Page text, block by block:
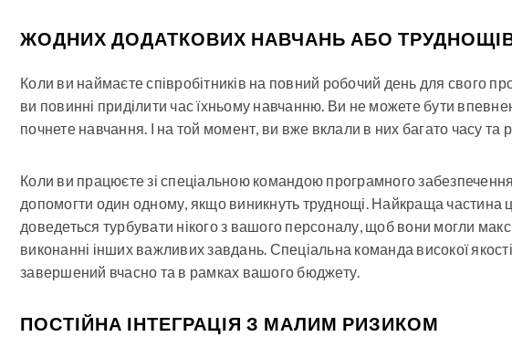
ЖОДНИХ ДОДАТКОВИХ НАВЧАНЬ АБО
Коли ви наймаєте співробітників на повний робочий день для свого
ви повинні приділити час їхньому навчанню. Ви не можете бути
почнете навчання. І на той момент, ви вже вклали в них багато часу
Коли ви працюєте зі спеціальною командою програмного
допомогти один одному, якщо виникнуть труднощі. Найкраща частина
доведеться турбувати нікого з вашого персоналу, щоб вони могли
виконанні інших важливих завдань. Спеціальна команда високої
завершений вчасно та в рамках вашого бюджету.
ПОСТІЙНА ІНТЕГРАЦІЯ З МАЛИМ РИЗИКОМ